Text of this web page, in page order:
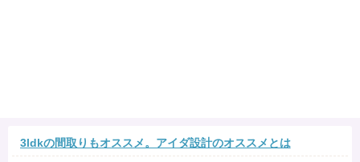
3ldkの間取りもオススメ。アイダ設計のオススメとは